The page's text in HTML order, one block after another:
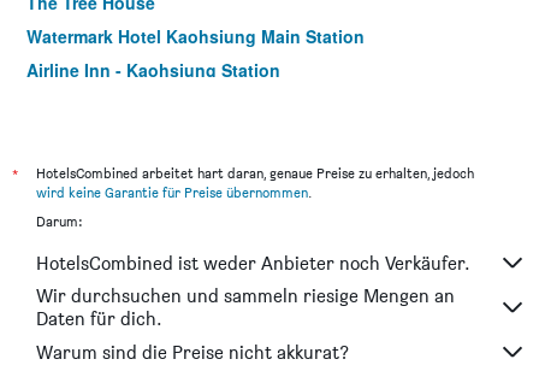
Watermark Hotel Kaohsiung Main Station
Airline Inn - Kaohsiung Station
Lessing Motel
La Hotel-Baseball Theme Hall
Kindness Hotel Zhongshan Bade
Royal Group Hotel Xiong Zhong Branch
Wei Feng Exquisite Hotel Nanzi Branch
*
HotelsCombined arbeitet hart daran, genaue Preise zu erhalten, jedoch
wird keine Garantie für Preise übernommen.
Darum:
HotelsCombined ist weder Anbieter noch Verkäufer.
Wir durchsuchen und sammeln riesige Mengen an
Daten für dich.
Warum sind die Preise nicht akkurat?